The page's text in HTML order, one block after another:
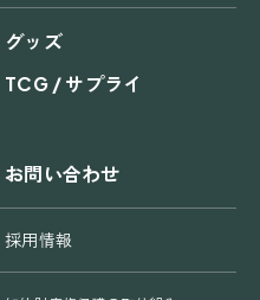
グッズ
TCG / サプライ
お問い合わせ
採用情報